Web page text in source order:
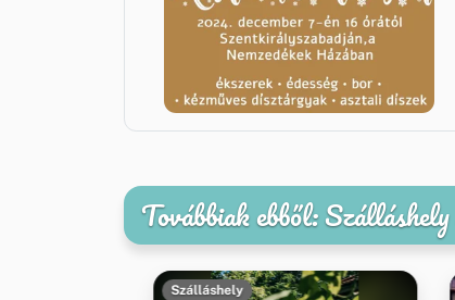
Továbbiak ebből: Szálláshely
Szálláshely